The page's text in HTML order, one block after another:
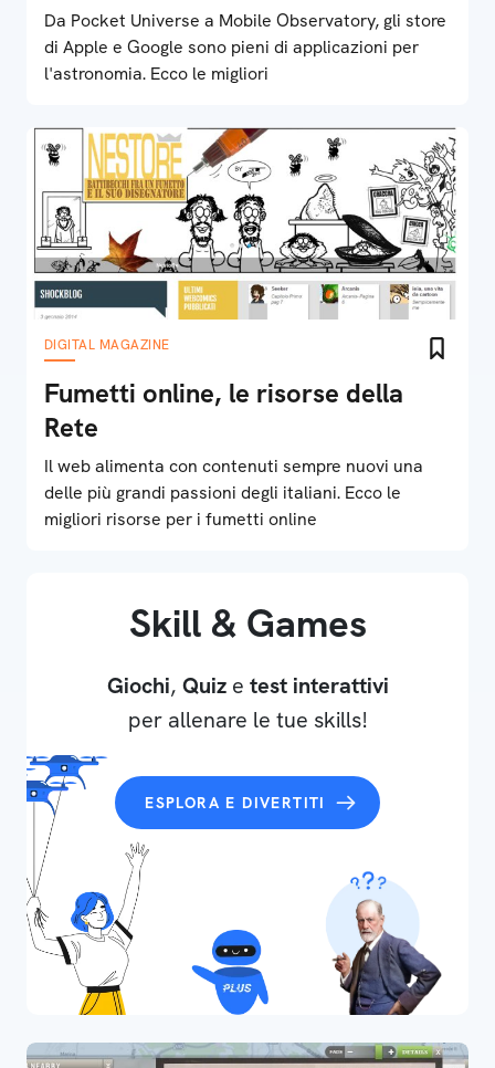
Da Pocket Universe a Mobile Observatory, gli store
di Apple e Google sono pieni di applicazioni per
l'astronomia. Ecco le migliori
DIGITAL MAGAZINE
Fumetti online, le risorse della
Rete
Il web alimenta con contenuti sempre nuovi una
delle più grandi passioni degli italiani. Ecco le
migliori risorse per i fumetti online
Skill & Games
Giochi, Quize test interattivi
per allenare le tue skills!
ESPLORA E DIVERTITI